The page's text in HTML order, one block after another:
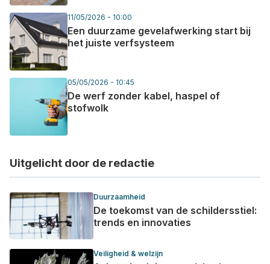
11/05/2026 - 10:00
Een duurzame gevelafwerking start bij
het juiste verfsysteem
05/05/2026 - 10:45
De werf zonder kabel, haspel of
stofwolk
Uitgelicht door de redactie
Duurzaamheid
De toekomst van de schildersstiel:
trends en innovaties
Veiligheid & welzijn